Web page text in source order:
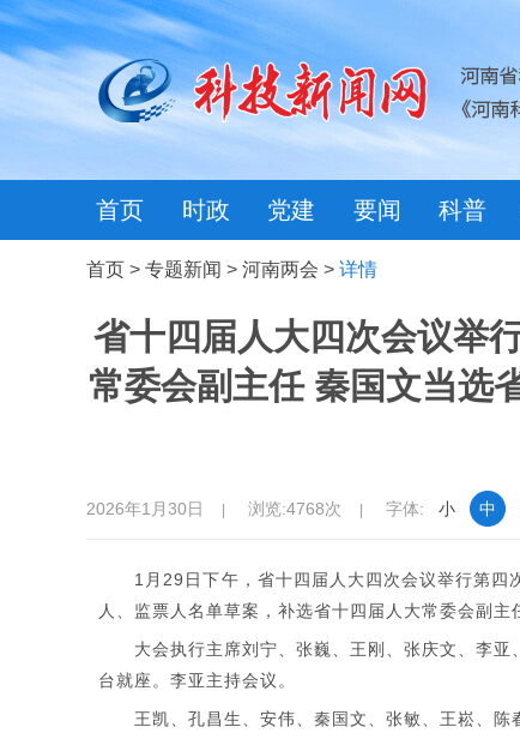
首页 时政 党建 要闻 科普
首页 > 专题新闻 > 河南两会 > 详情
省十四届人大四次会议举
常委会副主任 秦国文当选
2026年1月30日 浏览:4768次 字体: 小 中
1月29日下午，省十四届人大四次会议举行第
人、监票人名单草案，补选省十四届人大常委会副
大会执行主席刘宁、张巍、王刚、张庆文、李亚
台就座。李亚主持会议。
王凯、孔昌生、安伟、秦国文、张敏、王崧、陈